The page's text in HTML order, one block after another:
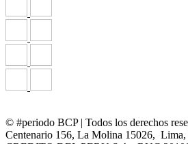
© #periodo BCP | Todos los derechos
Centenario 156, La Molina 15026,